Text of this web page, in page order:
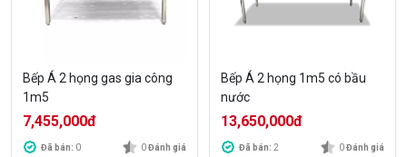
Bếp Á 2 họng gas gia công
1m5
7,455,000đ
Đã bán: 0 0Đánh giá
Bếp Á 2 họng 1m5 có bầu
nước
13,650,000đ
Đã bán: 2 0Đánh giá